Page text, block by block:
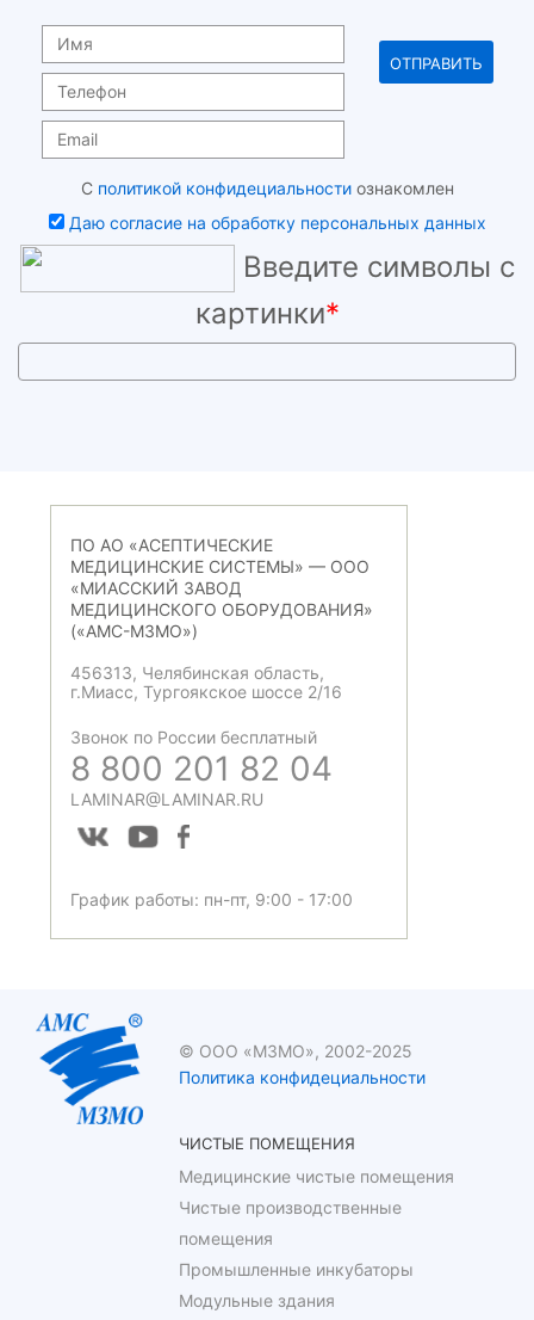
С политикой конфидециальностиознакомлен
Даю согласие на обработку персональных данных
Введите символы с
картинки*
ПО АО «АСЕПТИЧЕСКИЕ
МЕДИЦИНСКИЕ СИСТЕМЫ» — ООО
«МИАССКИЙ ЗАВОД
МЕДИЦИНСКОГО ОБОРУДОВАНИЯ»
(«АМС-МЗМО»)
456313, Челябинская область,
г.Миасс, Тургоякское шоссе 2/16
Звонок по России бесплатный
8 800 201 82 04
LAMINAR@LAMINAR.RU
График работы: пн-пт, 9:00 - 17:00
© ООО «МЗМО», 2002-2025
Политика конфидециальности
ЧИСТЫЕ ПОМЕЩЕНИЯ
Медицинские чистые помещения
Чистые производственные
помещения
Промышленные инкубаторы
Модульные здания